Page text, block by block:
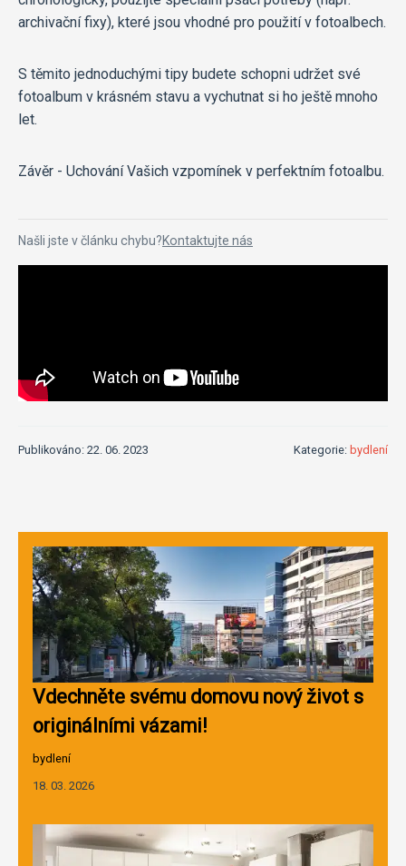
archivační fixy), které jsou vhodné pro použití v fotoalbech.
S těmito jednoduchými tipy budete schopni udržet své
fotoalbum v krásném stavu a vychutnat si ho ještě mnoho
let.
Závěr - Uchování Vašich vzpomínek v perfektním fotoalbu.
Našli jste v článku chybu?Kontaktujte nás
Publikováno: 22. 06. 2023 Kategorie: bydlení
Vdechněte svému domovu nový život s
originálními vázami!
bydlení
18. 03. 2026